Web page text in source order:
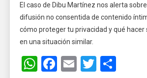
El caso de Dibu Martínez nos alerta
difusión no consentida de contenido
cómo proteger tu privacidad y qué hacer
en una situación similar.
WhatsApp
Facebook
EmailTwitter